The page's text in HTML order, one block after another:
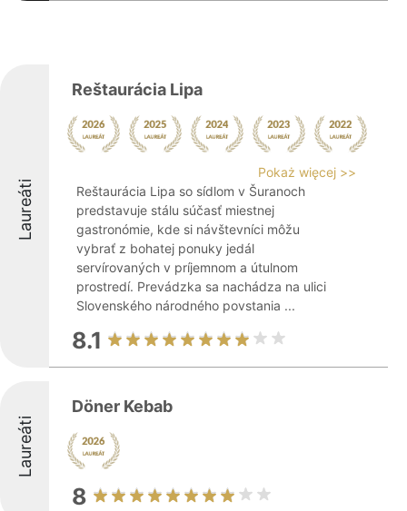
Laureáti
Reštaurácia Lipa
Pokaż więcej >>
Reštaurácia Lipa so sídlom v Šuranoch
predstavuje stálu súčasť miestnej
gastronómie, kde si návštevníci môžu
vybrať z bohatej ponuky jedál
servírovaných v príjemnom a útulnom
prostredí. Prevádzka sa nachádza na ulici
Slovenského národného povstania ...
8.1
Laureáti
Döner Kebab
8